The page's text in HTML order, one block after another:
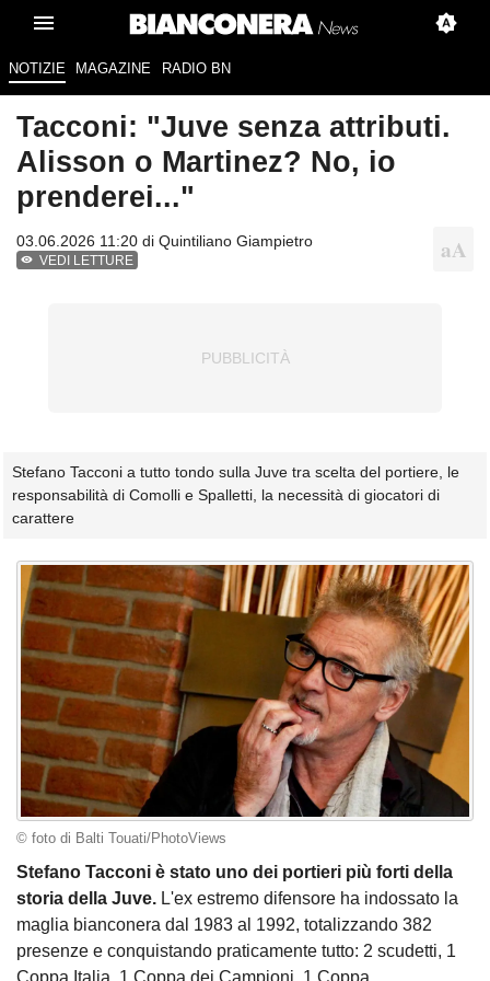
NOTIZIE MAGAZINE RADIO BN
Tacconi: "Juve senza attributi.
Alisson o Martinez? No, io
prenderei..."
03.06.2026 11:20 di Quintiliano Giampietro
VEDI LETTURE
Stefano Tacconi a tutto tondo sulla Juve tra scelta del portiere, le
responsabilità di Comolli e Spalletti, la necessità di giocatori di
carattere
© foto di Balti Touati/PhotoViews
Stefano Tacconi è stato uno dei portieri più forti della
storia della Juve. L'ex estremo difensore ha indossato la
maglia bianconera dal 1983 al 1992, totalizzando 382
presenze e conquistando praticamente tutto: 2 scudetti, 1